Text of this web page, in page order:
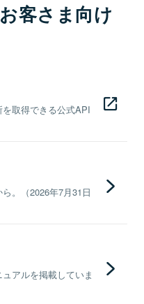
客さま向け
取得できる公式API
。（2026年7月31日
アルを掲載していま